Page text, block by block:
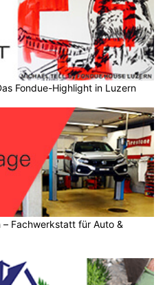
Fondue-Highlight in Luzern
– Fachwerkstatt für Auto &